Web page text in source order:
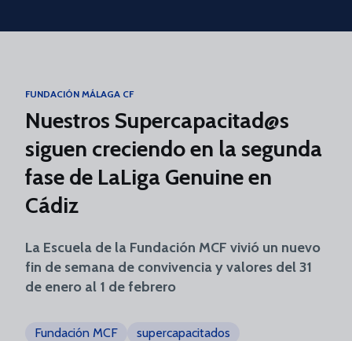
Skip to main content
FUNDACIÓN MÁLAGA CF
Nuestros Supercapacitad@s
siguen creciendo en la segunda
fase de LaLiga Genuine en
Cádiz
La Escuela de la Fundación MCF vivió un nuevo
fin de semana de convivencia y valores del 31
de enero al 1 de febrero
Fundación MCF supercapacitados